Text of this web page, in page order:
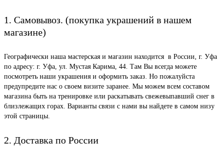
1. Самовывоз. (покупка украшений в нашем
магазине)
Географически наша мастерская и магазин находится в России, г. Уфа
по адресу: г. Уфа, ул. Мустая Карима, 44. Там Вы всегда можете
посмотреть наши украшения и оформить заказ. Но пожалуйста
предупредите нас о своем визите заранее. Мы можем всем составом
магазина быть на тренировке или раскатывать свежевыпавший снег в
близлежащих горах. Варианты связи с нами вы найдете в самом низу
этой страницы.
2. Доставка по России